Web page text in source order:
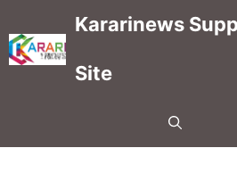
content
Kararinews
Site